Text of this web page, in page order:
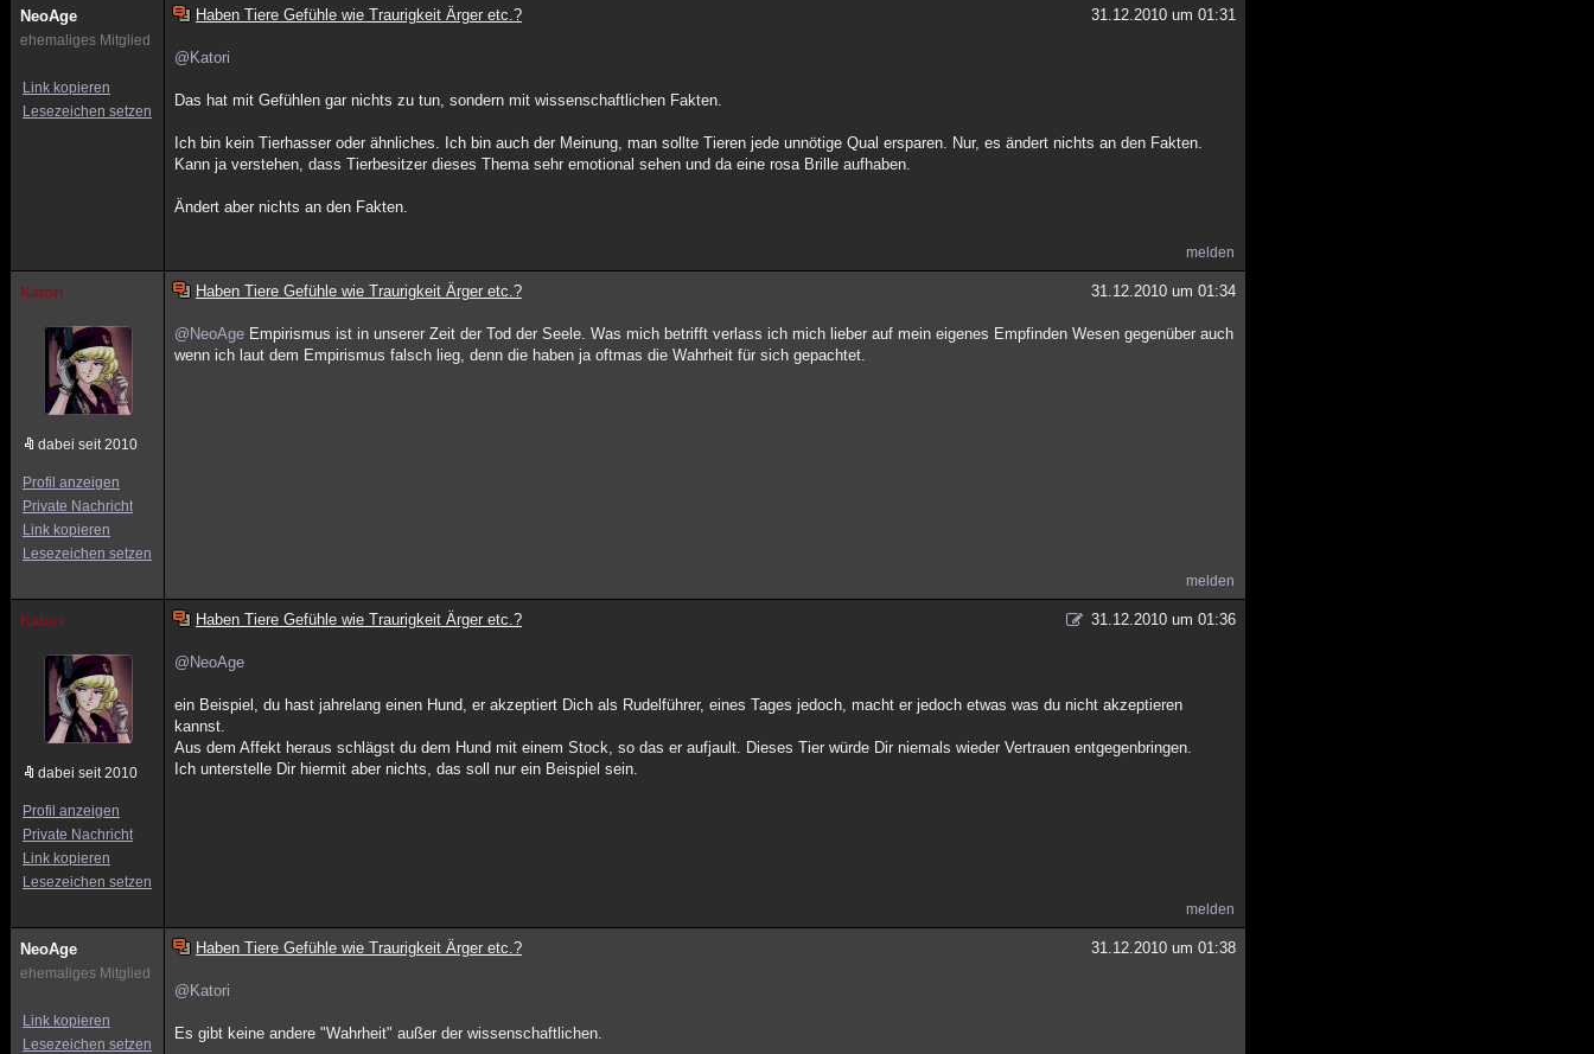
NeoAge
ehemaliges Mitglied
Link kopieren
Lesezeichen setzen
Haben Tiere Gefühle wie Traurigkeit Ärger etc.? 31.12.2010 um 01:31
@Katori
Das hat mit Gefühlen gar nichts zu tun, sondern mit wissenschaftlichen Fakten.
Ich bin kein Tierhasser oder ähnliches. Ich bin auch der Meinung, man sollte Tieren jede unnötige Qual ersparen. Nur, es ändert nichts an den Fakten.
Kann ja verstehen, dass Tierbesitzer dieses Thema sehr emotional sehen und da eine rosa Brille aufhaben.
Ändert aber nichts an den Fakten.
melden
Katori
dabei seit 2010
Profil anzeigen
Private Nachricht
Link kopieren
Lesezeichen setzen
Haben Tiere Gefühle wie Traurigkeit Ärger etc.? 31.12.2010 um 01:34
@NeoAge Empirismus ist in unserer Zeit der Tod der Seele. Was mich betrifft verlass ich mich lieber auf mein eigenes Empfinden Wesen gegenüber auch
wenn ich laut dem Empirismus falsch lieg, denn die haben ja oftmas die Wahrheit für sich gepachtet.
melden
Katori
dabei seit 2010
Profil anzeigen
Private Nachricht
Link kopieren
Lesezeichen setzen
Haben Tiere Gefühle wie Traurigkeit Ärger etc.? 31.12.2010 um 01:36
@NeoAge
ein Beispiel, du hast jahrelang einen Hund, er akzeptiert Dich als Rudelführer, eines Tages jedoch, macht er jedoch etwas was du nicht akzeptieren
kannst.
Aus dem Affekt heraus schlägst du dem Hund mit einem Stock, so das er aufjault. Dieses Tier würde Dir niemals wieder Vertrauen entgegenbringen.
Ich unterstelle Dir hiermit aber nichts, das soll nur ein Beispiel sein.
melden
NeoAge
ehemaliges Mitglied
Link kopieren
Lesezeichen setzen
Haben Tiere Gefühle wie Traurigkeit Ärger etc.? 31.12.2010 um 01:38
@Katori
Es gibt keine andere "Wahrheit" außer der wissenschaftlichen.